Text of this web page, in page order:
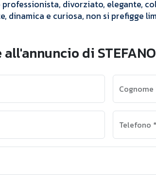
professionista, divorziato, elegante,
dinamica e curiosa, non si prefigge
di
Cognome
Telefono *